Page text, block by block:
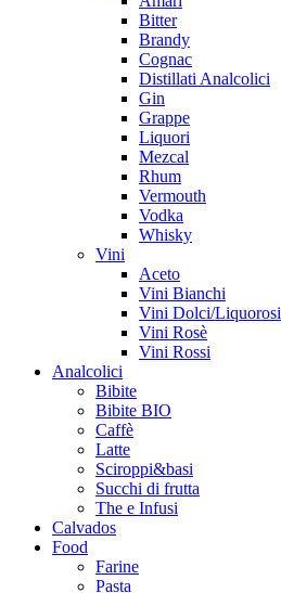
Bitter
Brandy
Cognac
Distillati Analcolici
Gin
Grappe
Liquori
Mezcal
Rhum
Vermouth
Vodka
Whisky
Vini
Aceto
Vini Bianchi
Vini Dolci/Liquorosi
Vini Rosè
Vini Rossi
Analcolici
Bibite
Bibite BIO
Caffè
Latte
Sciroppi&basi
Succhi di frutta
The e Infusi
Calvados
Food
Farine
Pasta